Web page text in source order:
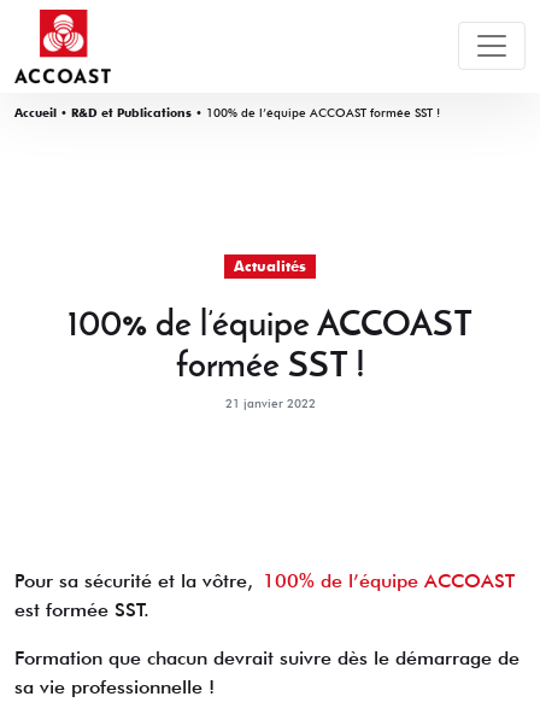
Accueil • R&D et Publications • 100% de l’équipe ACCOAST formée SST !
Actualités
100% de l’équipe ACCOAST
formée SST !
21 janvier 2022
Pour sa sécurité et la vôtre, 100% de l’équipe ACCOAST
est formée SST.
Formation que chacun devrait suivre dès le démarrage de
sa vie professionnelle !